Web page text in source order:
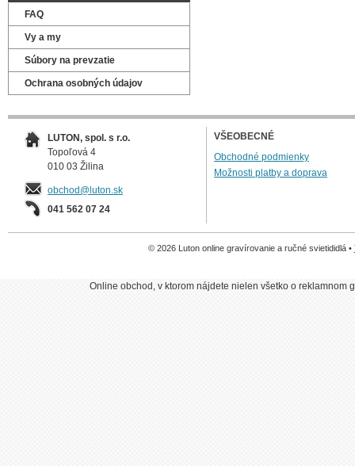
FAQ
Vy a my
Súbory na prevzatie
Ochrana osobných údajov
LUTON, spol. s r.o.
Topoľová 4
010 03 Žilina
obchod@luton.sk
041 562 07 24
VŠEOBECNÉ
Obchodné podmienky
Možnosti platby a doprava
© 2026 Luton online gravírovanie a ručné svietididlá •
Online obchod, v ktorom nájdete nielen všetko o